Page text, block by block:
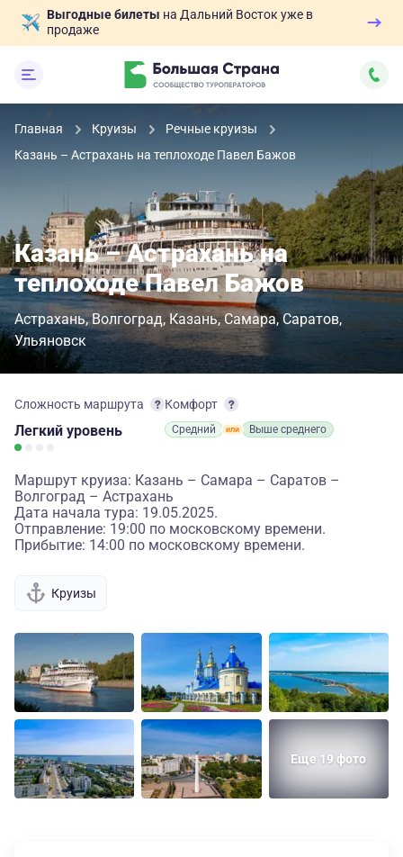
Выгодные билеты на Дальний Восток уже в
продаже
Главная Круизы
Речные круизы
Казань – Астрахань на теплоходе Павел Бажов
Казань – Астрахань на
теплоходе Павел Бажов
Астрахань Волгоград Казань Самара Саратов
Ульяновск
Сложность маршрута
Легкий уровень
Комфорт
Средний Выше среднего
Маршрут круиза: Казань – Самара – Саратов –
Волгоград – Астрахань
Дата начала тура: 19.05.2025.
Отправление: 19:00 по московскому времени.
Прибытие: 14:00 по московскому времени.
Круизы
Еще 19 фото